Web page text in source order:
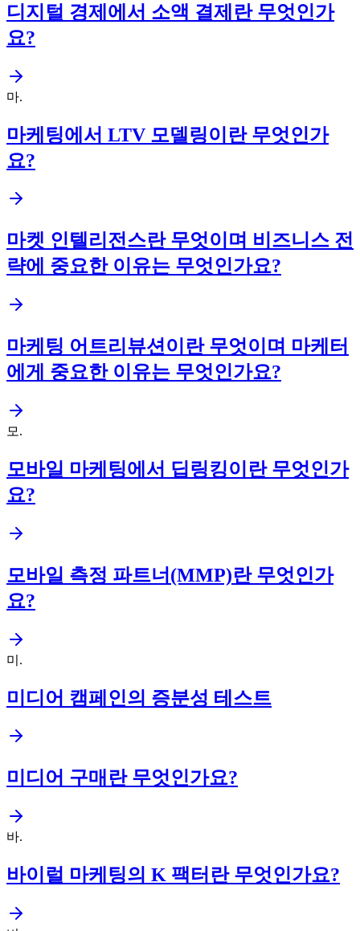
디지털 경제에서 소액 결제란 무엇인가
요?
마.
마케팅에서 LTV 모델링이란 무엇인가
요?
마켓 인텔리전스란 무엇이며 비즈니스 전
략에 중요한 이유는 무엇인가요?
마케팅 어트리뷰션이란 무엇이며 마케터
에게 중요한 이유는 무엇인가요?
모 .
모바일 마케팅에서 딥링킹이란 무엇인가
요?
모바일 측정 파트너(MMP)란 무엇인가
요?
미 .
미디어 캠페인의 증분성 테스트
미디어 구매란 무엇인가요?
바.
바이럴 마케팅의 K 팩터란 무엇인가요?